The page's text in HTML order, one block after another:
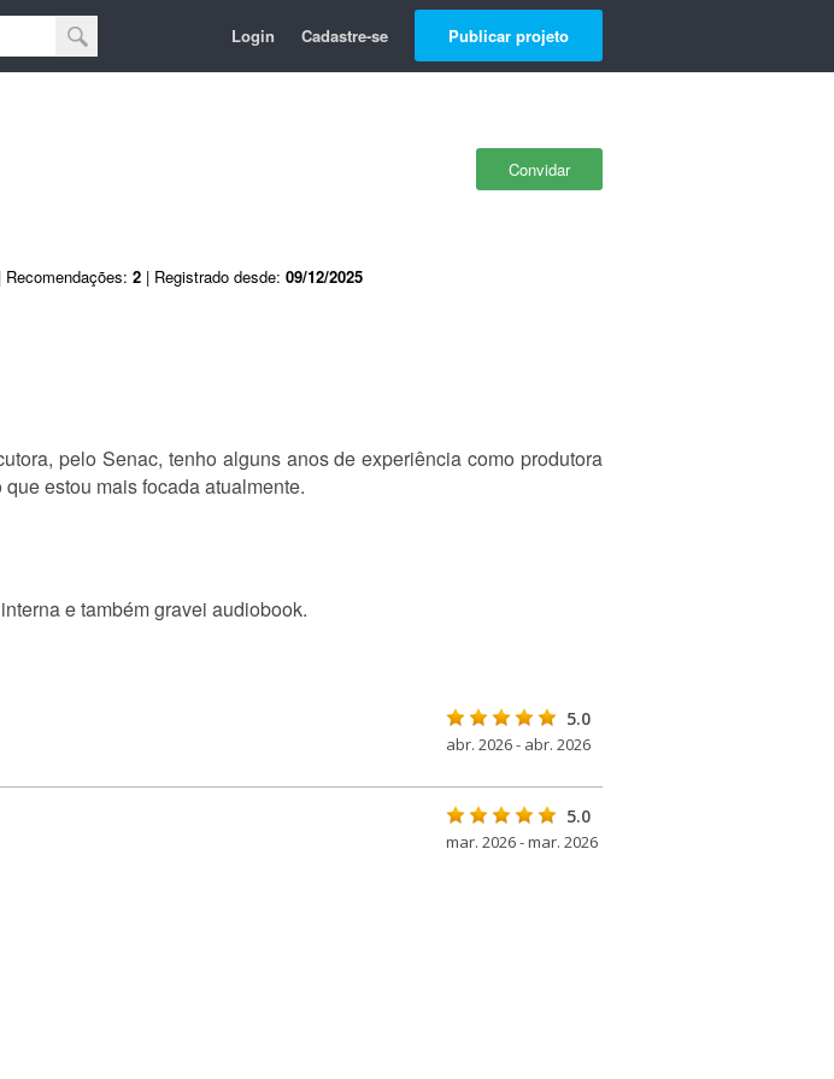
Login Cadastre-se Publicar projeto
Convidar
| Recomendações: 2 | Registrado desde: 09/12/2025
pelo Senac, tenho alguns anos de experiência como produtora
estou mais focada atualmente.
e também gravei audiobook.
5.0
abr. 2026 - abr. 2026
5.0
mar. 2026 - mar. 2026